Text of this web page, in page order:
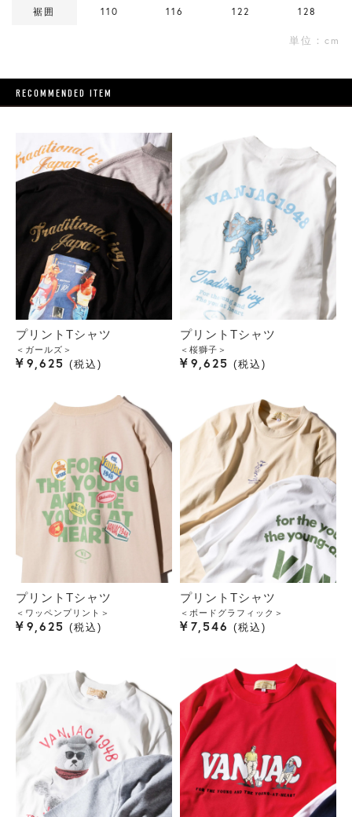
裾囲 110 116 122 128
単位：cm
RECOMMENDED ITEM
プリントTシャツ
＜ガールズ＞
¥ 9,625 税込
プリントTシャツ
＜桜獅子＞
¥ 9,625 税込
プリントTシャツ
＜ワッペンプリント＞
¥ 9,625 税込
プリントTシャツ
＜ボードグラフィック＞
¥ 7,546 税込